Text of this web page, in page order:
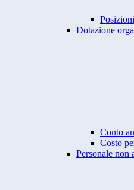
Dotazione
Conto
Costo
Personale non